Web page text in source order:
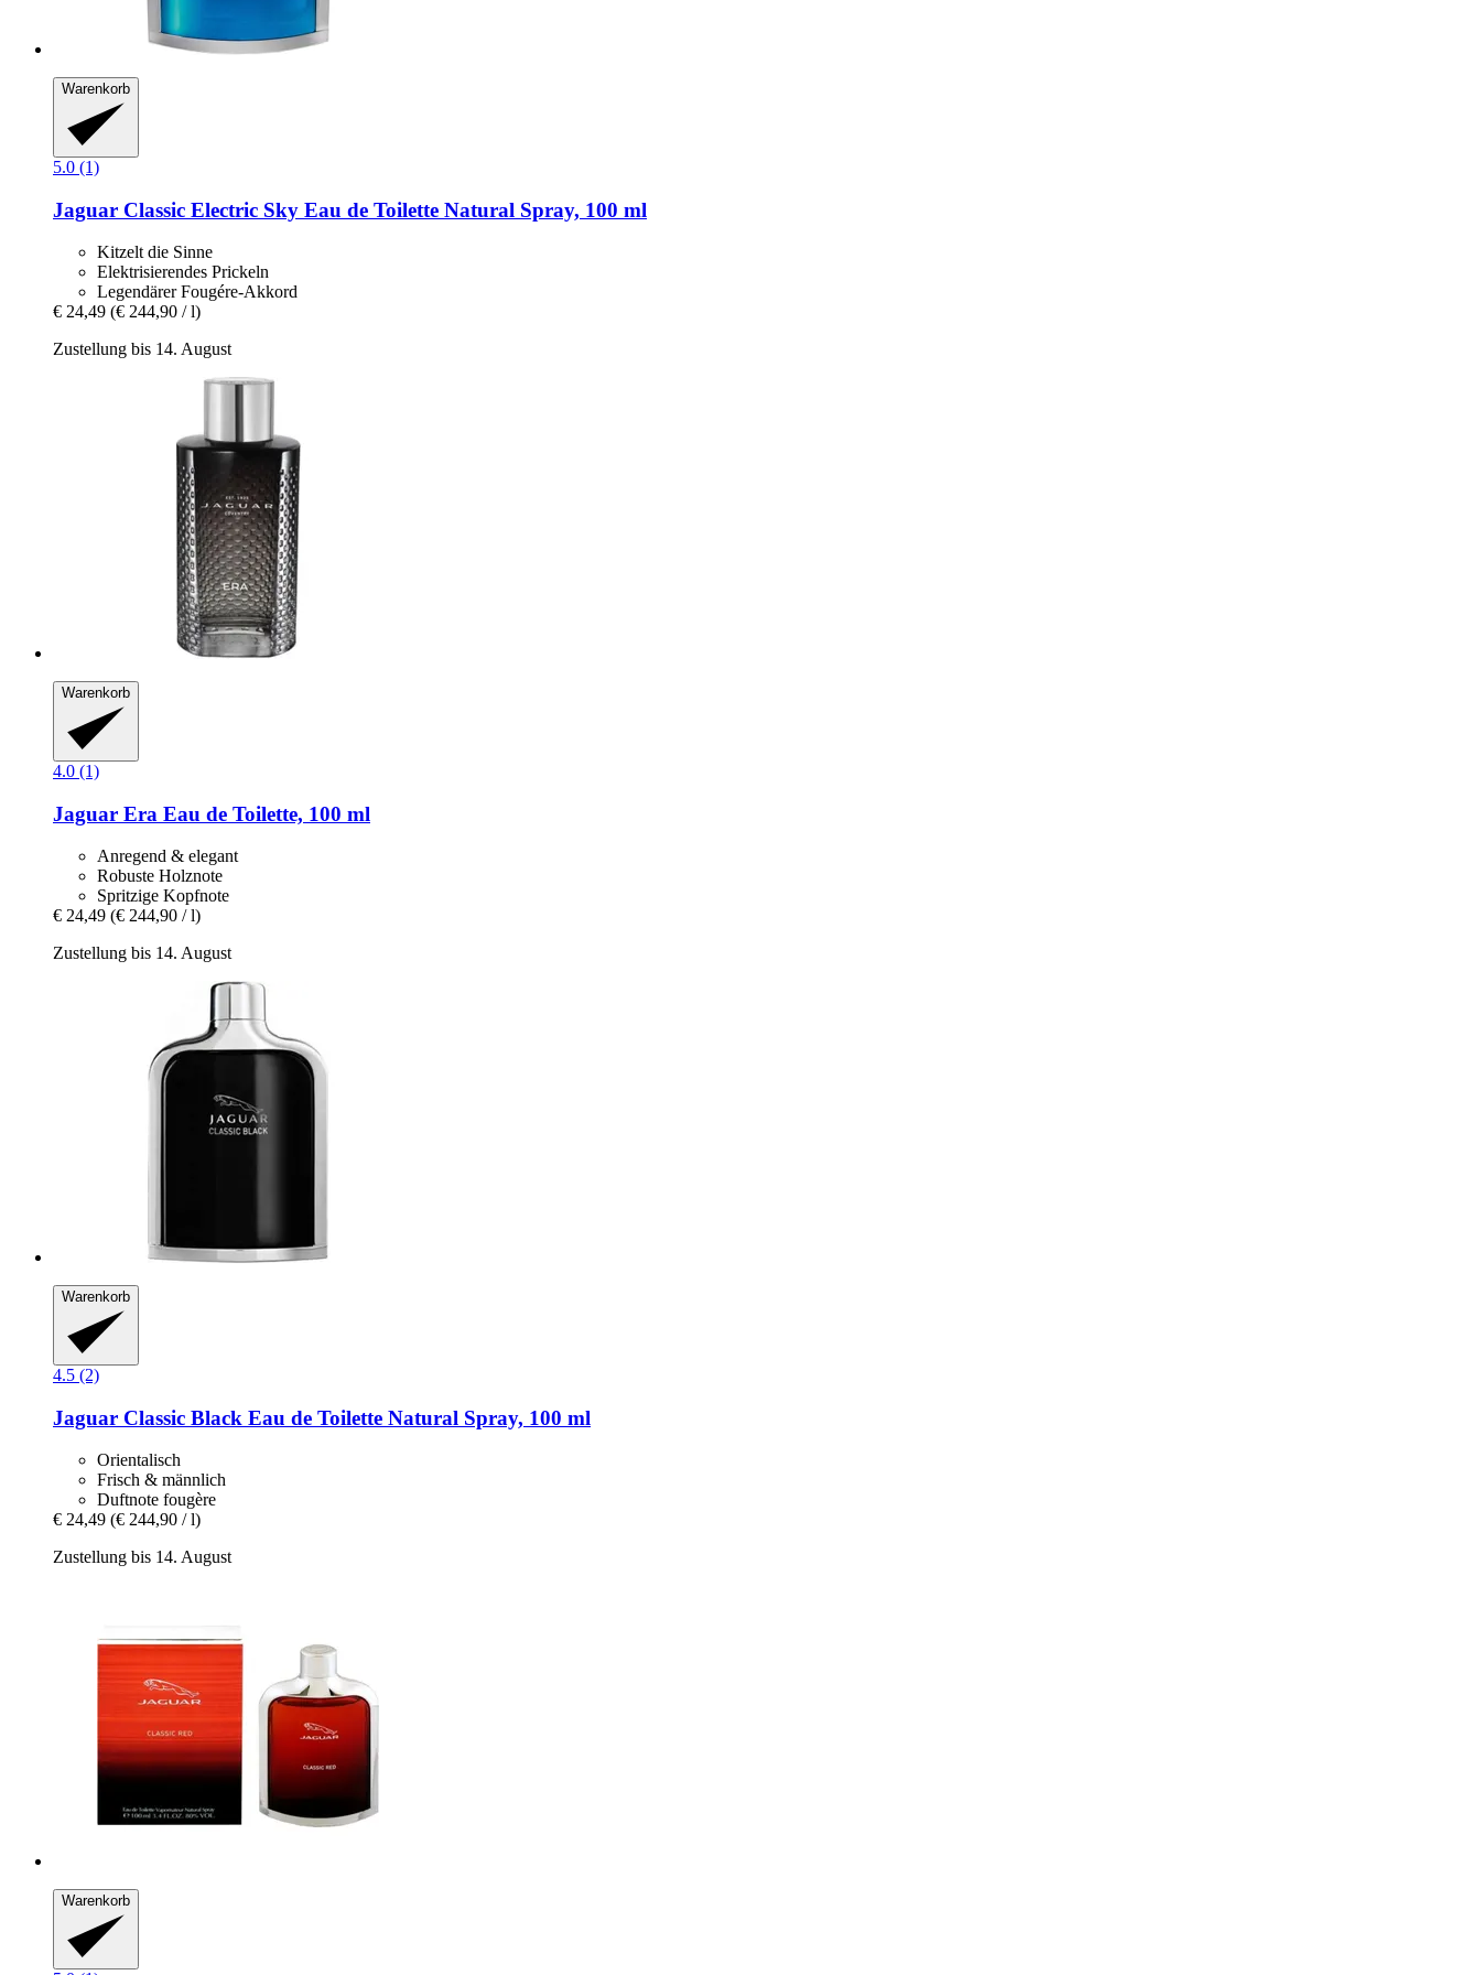
Warenkorb
5.0 (1)
Jaguar Classic Electric Sky Eau de Toilette Natural Spray, 100 ml
Kitzelt die Sinne
Elektrisierendes Prickeln
Legendärer Fougére-Akkord
€ 24,49 (€ 244,90 / l)
Zustellung bis 14. August
Warenkorb
4.0 (1)
Jaguar Era Eau de Toilette, 100 ml
Anregend & elegant
Robuste Holznote
Spritzige Kopfnote
€ 24,49 (€ 244,90 / l)
Zustellung bis 14. August
Warenkorb
4.5 (2)
Jaguar Classic Black Eau de Toilette Natural Spray, 100 ml
Orientalisch
Frisch & männlich
Duftnote fougère
€ 24,49 (€ 244,90 / l)
Zustellung bis 14. August
Warenkorb